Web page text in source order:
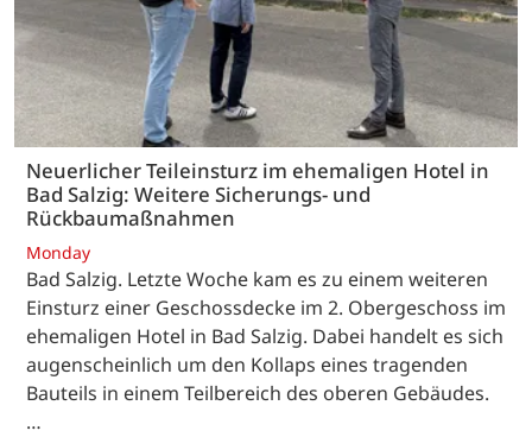
Neuerlicher Teileinsturz im ehemaligen Hotel in
Bad Salzig: Weitere Sicherungs- und
Rückbaumaßnahmen
Monday
Bad Salzig. Letzte Woche kam es zu einem weiteren
Einsturz einer Geschossdecke im 2. Obergeschoss im
ehemaligen Hotel in Bad Salzig. Dabei handelt es sich
augenscheinlich um den Kollaps eines tragenden
Bauteils in einem Teilbereich des oberen Gebäudes.
…